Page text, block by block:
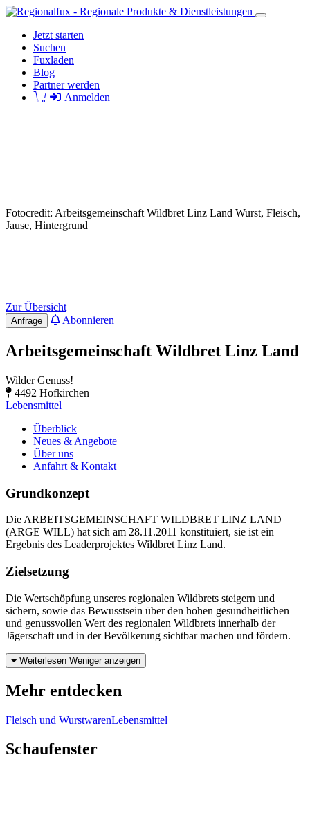
Jetzt starten
Suchen
Fuxladen
Blog
Partner werden
Anmelden
Fotocredit: Arbeitsgemeinschaft Wildbret Linz Land Wurst, Fleisch,
Jause, Hintergrund
Zur Übersicht
Anfrage Abonnieren
Arbeitsgemeinschaft Wildbret Linz Land
Wilder Genuss!
4492 Hofkirchen
Lebensmittel
Überblick
Neues & Angebote
Über uns
Anfahrt & Kontakt
Grundkonzept
Die ARBEITSGEMEINSCHAFT WILDBRET LINZ LAND
(ARGE WILL) hat sich am 28.11.2011 konstituiert, sie ist ein
Ergebnis des Leaderprojektes Wildbret Linz Land.
Zielsetzung
Die Wertschöpfung unseres regionalen Wildbrets steigern und
sichern, sowie das Bewusstsein über den hohen gesundheitlichen
und genussvollen Wert des regionalen Wildbrets innerhalb der
Jägerschaft und in der Bevölkerung sichtbar machen und fördern.
Weiterlesen Weniger anzeigen
Mehr entdecken
Fleisch und WurstwarenLebensmittel
Schaufenster